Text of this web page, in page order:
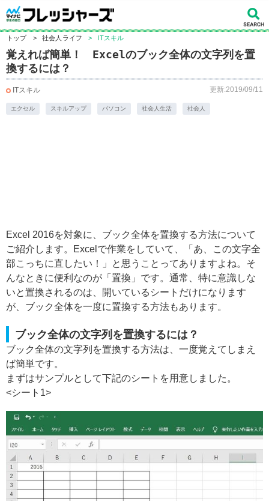
トップ > 社会人ライフ > ITスキル
覚えれば簡単！ Excelのブック全体の文字列を置
換するには？
ITスキル 更新:2019/09/11
エクセル スキルアップ パソコン 社会人生活 社会人
Excel 2016を対象に、ブック全体を置換する方法について
ご紹介します。Excelで作業をしていて、「あ、この文字全
部こっちに直したい！」と思うことってありますよね。そ
んなときに便利なのが「置換」です。通常、特に意識しな
いと置換されるのは、開いているシートだけになります
が、ブック全体を一度に置換する方法もあります。
ブック全体の文字列を置換するには？
ブック全体の文字列を置換する方法は、一度覚えてしまえ
ば簡単です。
まずはサンプルとして下記のシートを用意しました。
<シート1>